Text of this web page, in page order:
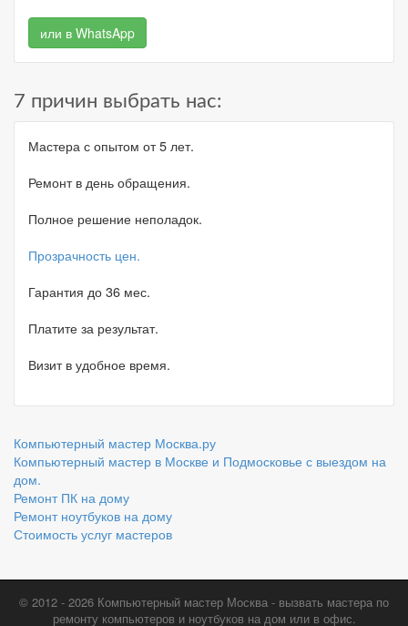
или в WhatsApp
7 причин выбрать нас:
Мастера с опытом от 5 лет.
Ремонт в день обращения.
Полное решение неполадок.
Прозрачность цен.
Гарантия до 36 мес.
Платите за результат.
Визит в удобное время.
Компьютерный мастер Москва.ру
Компьютерный мастер в Москве и Подмосковье с выездом на
дом.
Ремонт ПК на дому
Ремонт ноутбуков на дому
Стоимость услуг мастеров
© 2012 - 2026 Компьютерный мастер Москва - вызвать мастера по
ремонту компьютеров и ноутбуков на дом или в офис.